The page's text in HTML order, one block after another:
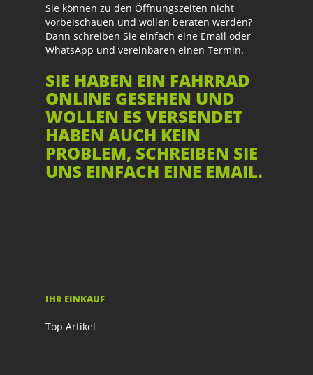
Sie können zu den Öffnungszeiten nicht
vorbeischauen und wollen beraten werden?
Dann schreiben Sie einfach eine Email oder
WhatsApp und vereinbaren einen Termin.
SIE HABEN EIN FAHRRAD
ONLINE GESEHEN UND
WOLLEN ES VERSENDET
HABEN AUCH KEIN
PROBLEM, SCHREIBEN SIE
UNS EINFACH EINE EMAIL.
IHR EINKAUF
Top Artikel